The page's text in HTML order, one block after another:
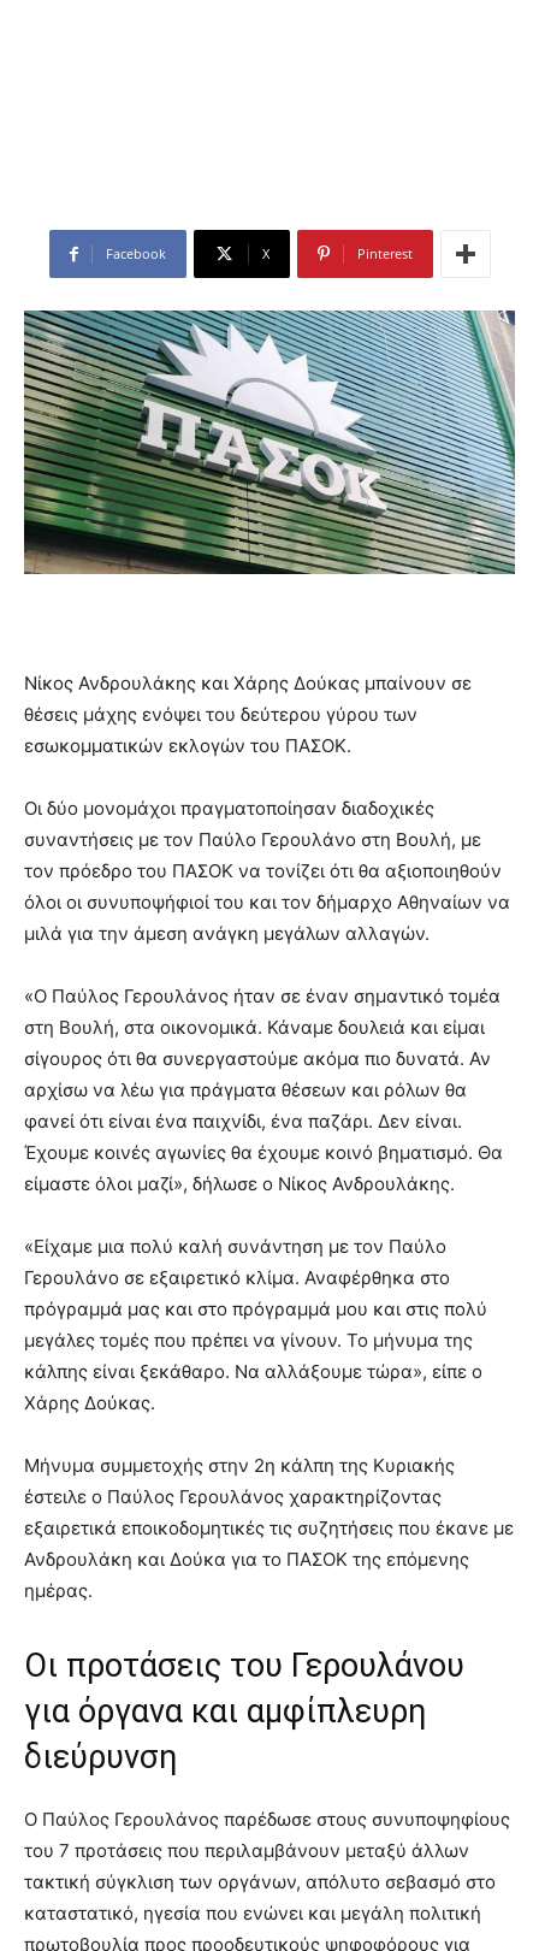
Facebook X Pinterest
Νίκος Ανδρουλάκης και Χάρης Δούκας μπαίνουν σε
θέσεις μάχης ενόψει του δεύτερου γύρου των
εσωκομματικών εκλογών του ΠΑΣΟΚ.
Οι δύο μονομάχοι πραγματοποίησαν διαδοχικές
συναντήσεις με τον Παύλο Γερουλάνο στη Βουλή, με
τον πρόεδρο του ΠΑΣΟΚ να τονίζει ότι θα αξιοποιηθούν
όλοι οι συνυποψήφιοί του και τον δήμαρχο Αθηναίων να
μιλά για την άμεση ανάγκη μεγάλων αλλαγών.
«Ο Παύλος Γερουλάνος ήταν σε έναν σημαντικό τομέα
στη Βουλή, στα οικονομικά. Κάναμε δουλειά και είμαι
σίγουρος ότι θα συνεργαστούμε ακόμα πιο δυνατά. Αν
αρχίσω να λέω για πράγματα θέσεων και ρόλων θα
φανεί ότι είναι ένα παιχνίδι, ένα παζάρι. Δεν είναι.
Έχουμε κοινές αγωνίες θα έχουμε κοινό βηματισμό. Θα
είμαστε όλοι μαζί», δήλωσε ο Νίκος Ανδρουλάκης.
«Είχαμε μια πολύ καλή συνάντηση με τον Παύλο
Γερουλάνο σε εξαιρετικό κλίμα. Αναφέρθηκα στο
πρόγραμμά μας και στο πρόγραμμά μου και στις πολύ
μεγάλες τομές που πρέπει να γίνουν. Το μήνυμα της
κάλπης είναι ξεκάθαρο. Να αλλάξουμε τώρα», είπε ο
Χάρης Δούκας.
Μήνυμα συμμετοχής στην 2η κάλπη της Κυριακής
έστειλε ο Παύλος Γερουλάνος χαρακτηρίζοντας
εξαιρετικά εποικοδομητικές τις συζητήσεις που έκανε με
Ανδρουλάκη και Δούκα για το ΠΑΣΟΚ της επόμενης
ημέρας.
Οι προτάσεις του Γερουλάνου
για όργανα και αμφίπλευρη
διεύρυνση
Ο Παύλος Γερουλάνος παρέδωσε στους συνυποψηφίους
του 7 προτάσεις που περιλαμβάνουν μεταξύ άλλων
τακτική σύγκλιση των οργάνων, απόλυτο σεβασμό στο
καταστατικό, ηγεσία που ενώνει και μεγάλη πολιτική
πρωτοβουλία προς προοδευτικούς ψηφοφόρους για